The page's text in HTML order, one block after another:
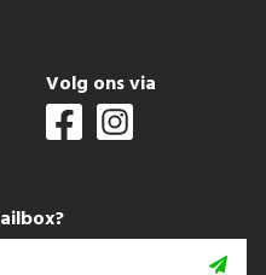
Volg ons via